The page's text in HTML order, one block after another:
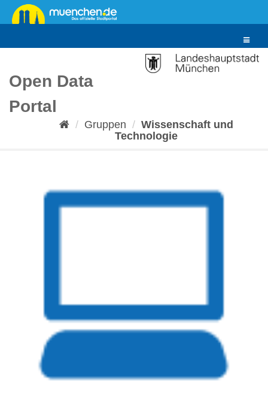
Überspringen
zum
Toggle
Open Data
Portal
Gruppen
Wissenschaft und
Technologie